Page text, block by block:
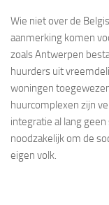
Wie niet over de
aanmerking komen
zoals Antwerpen
huurders uit
woningen
huurcomplexen zijn
integratie al lang
noodzakelijk om de
eigen volk.